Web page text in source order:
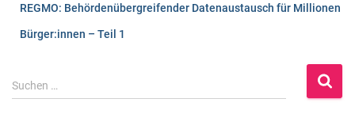
REGMO: Behördenübergreifender Datenaustausch für Millionen
Bürger:innen – Teil 1
S
u
Suchen …